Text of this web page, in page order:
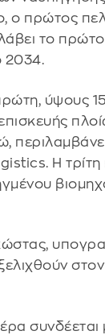
πρώτος
το
2034.
ύψους
Η τρίτη
συνδέεται